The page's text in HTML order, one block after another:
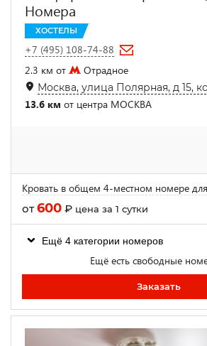
Номера
ХОСТЕЛЫ
+7 (495) 108-74-88
2.3 км от
Отрадное
Москва, улица Полярная, д 15,
13.6 км от центра МОСКВА
Кровать в общем 4-местном номере
от600 ₽ цена за 1 сутки
Ещё 4 категории номеров
Ещё есть свободные
Заказать